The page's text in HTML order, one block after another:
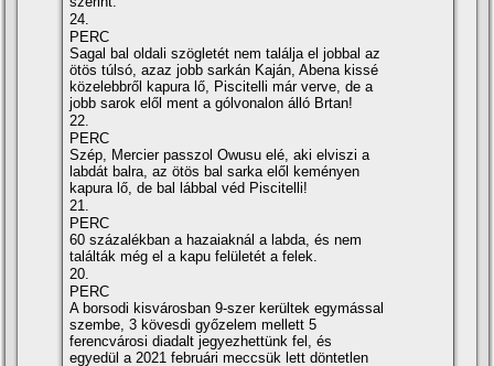
24.
PERC
Sagal bal oldali szögletét nem találja el jobbal az
ötös túlsó, azaz jobb sarkán Kaján, Abena kissé
közelebbről kapura lő, Piscitelli már verve, de a
jobb sarok elől ment a gólvonalon álló Brtan!
22.
PERC
Szép, Mercier passzol Owusu elé, aki elviszi a
labdát balra, az ötös bal sarka elől keményen
kapura lő, de bal lábbal véd Piscitelli!
21.
PERC
60 százalékban a hazaiaknál a labda, és nem
találták még el a kapu felületét a felek.
20.
PERC
A borsodi kisvárosban 9-szer kerültek egymással
szembe, 3 kövesdi győzelem mellett 5
ferencvárosi diadalt jegyezhettünk fel, és
egyedül a 2021 februári meccsük lett döntetlen